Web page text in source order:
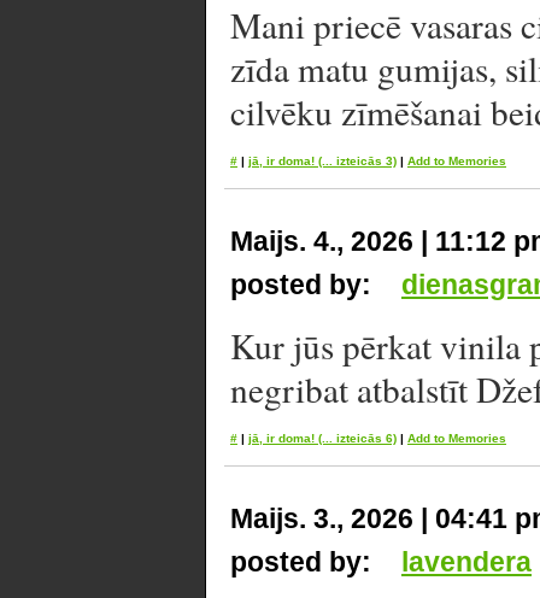
Mani priecē vasaras
zīda matu gumijas,
cilvēku zīmēšanai
# | jā, ir doma! (... izteicās 3) | Add to Memories
Maijs. 4., 2026 | 11:12
posted by:
Kur jūs pērkat vinila
negribat atbalstīt
# | jā, ir doma! (... izteicās 6) | Add to Memories
Maijs. 3., 2026 | 04:41
posted by:
lavendera